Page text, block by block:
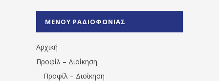
1531194763766854/" artist="" ]
ΜΕΝΟΥ ΡΑΔΙΟΦΩΝΙΑΣ
Αρχική
Προφίλ – Διοίκηση
Προφίλ – Διοίκηση